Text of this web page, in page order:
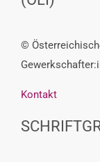
©
Kontakt